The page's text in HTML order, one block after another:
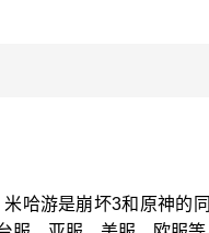
哈游是崩坏3和原神的